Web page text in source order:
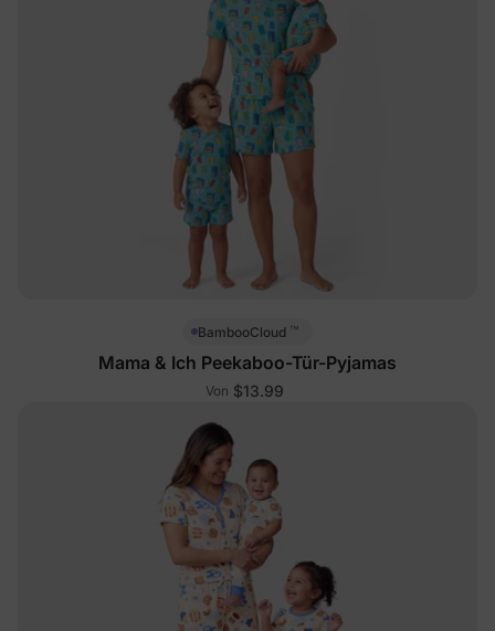
BambooCloud ™
Mama & Ich Peekaboo-Tür-Pyjamas
Von $13.99